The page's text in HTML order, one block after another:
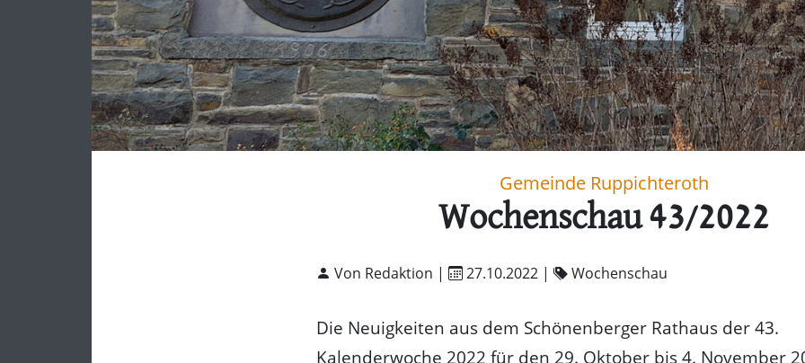
Gemeinde Ruppichteroth
Wochenschau 43/2022
Von Redaktion | 27.10.2022 | Wochenschau
Die Neuigkeiten aus dem Schönenberger Rathaus der 43.
Kalenderwoche 2022 für den 29. Oktober bis 4. November